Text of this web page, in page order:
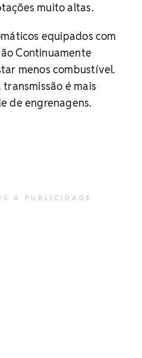
muito altas.
equipados com
Continuamente
menos combustível.
é mais
de engrenagens.
A PUBLICIDADE